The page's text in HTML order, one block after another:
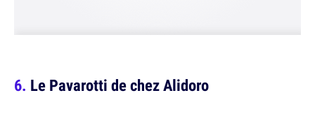
Le Pavarotti de chez Alidoro